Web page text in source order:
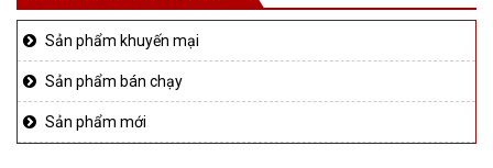
Sản phẩm khuyến mại
Sản phẩm bán chạy
Sản phẩm mới